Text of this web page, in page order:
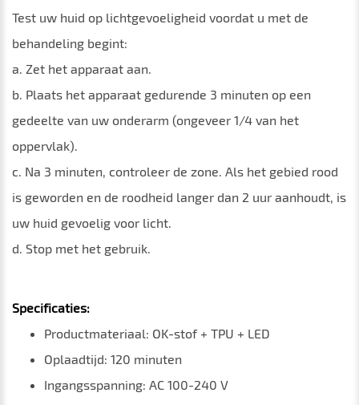
Test uw huid op lichtgevoeligheid voordat u met de
behandeling begint:
a. Zet het apparaat aan.
b. Plaats het apparaat gedurende 3 minuten op een
gedeelte van uw onderarm (ongeveer 1/4 van het
oppervlak).
c. Na 3 minuten, controleer de zone. Als het gebied rood
is geworden en de roodheid langer dan 2 uur aanhoudt, is
uw huid gevoelig voor licht.
d. Stop met het gebruik.
Specificaties:
Productmateriaal: OK-stof + TPU + LED
Oplaadtijd: 120 minuten
Ingangsspanning: AC 100-240 V